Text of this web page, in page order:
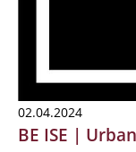
02.04.2024
BE ISE |